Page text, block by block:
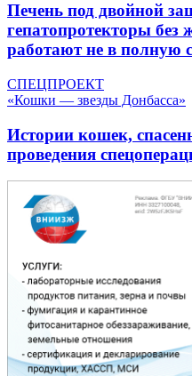
Печень под двойной
гепатопротекторы без
работают не в полную
СПЕЦПРОЕКТ
«Кошки — звезды Донбасса»
Истории кошек,
проведения